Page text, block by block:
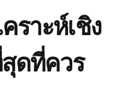
ราะห์เชิง
ดที่ควร